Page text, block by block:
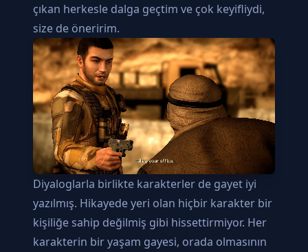
çıkan herkesle dalga geçtim ve çok keyifliydi,
size de öneririm.
Diyaloglarla birlikte karakterler de gayet iyi
yazılmış. Hikayede yeri olan hiçbir karakter bir
kişiliğe sahip değilmiş gibi hissettirmiyor. Her
karakterin bir yaşam gayesi, orada olmasının